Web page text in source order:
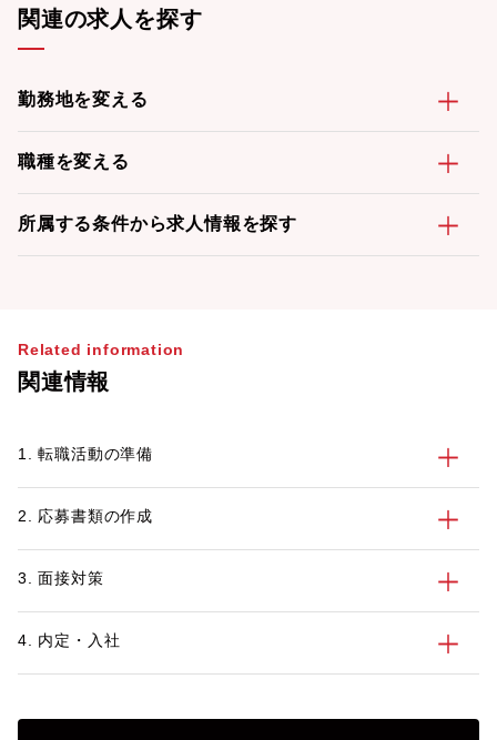
関連の求人を探す
勤務地を変える
職種を変える
所属する条件から求人情報を探す
Related information
関連情報
1. 転職活動の準備
2. 応募書類の作成
3. 面接対策
4. 内定・入社